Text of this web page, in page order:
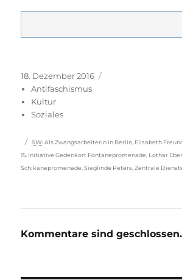
Veröffentlicht
am
18. Dezember 2016
Antifaschismus
Kultur
Soziales
Schlagwörter
SW: Als Zwangsarbeiterin in Berlin Elisabeth
15 Initiative Gedenkort Fontanepromenade Lothar
Schikanepromenade ,Sieglinde Peters ,Zentrale
Kommentare sind geschlossen.